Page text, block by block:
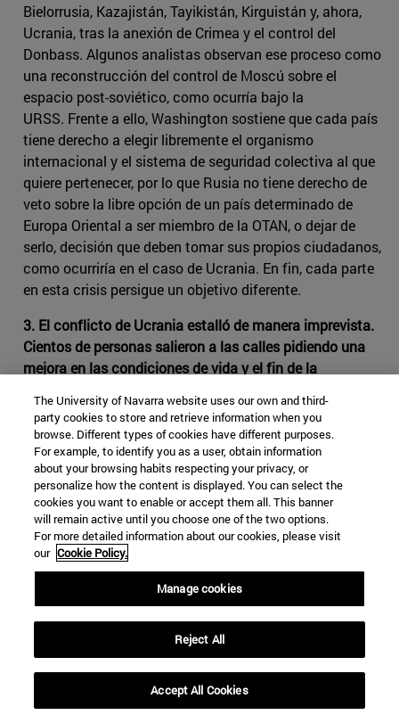
Bielorrusia, Kazajistán, Tayikistán, Kirguistán y, ahora,
Ucrania, tras la anexión de Crimea y el control del
Donbass. Algunos analistas observan ese proceso como
una reconstrucción del control de Moscú sobre el
espacio post-soviético, como ocurría bajo la
URSS. Frente a ello, Washington sostiene que cada país
tiene derecho a elegir libremente el organismo
internacional y el sistema de seguridad colectiva al que
quiere pertenecer, por lo que Rusia no tiene derecho de
veto sobre la libre opción de un país determinado de
Europa Oriental a ser miembro de la OTAN, o dejar de
serlo, decisión que deben tomar sus propios ciudadanos,
como ocurriría en el caso de Ucrania. En fin, cada parte
en esta crisis persigue un objetivo diferente.
3. El conflicto de Ucrania estalló de manera imprevista.
Cientos de personas salieron a las calles pidiendo una
mejora en las condiciones de vida y el fin de la
conflicto surgiese tan repentinamente?
En realidad, no se trata de un conflicto aislado, ni surgió
por sorpresa, sino que desde la disolución de la URSS,
las cancillerías y embajadas occidentales ya recibieron
hasta ocho avisos de lo que iba a ocurrir y no supieron
interpretar esas advertencias.
El primer aviso se dio en diciembre de 1986, en
Kazajistán, con una serie de revueltas populares que ya
indicaban lo que iba a ocurrir. Allí tuvieron lugar unos
gravísimos disturbios, cuando el presidente de la
República Socialista Soviética de Kazajistán, el
presidente Kunáyev, dimitió y fue sustituido por un ruso,
Gennady Kolbin. En ese momento, jóvenes kazajos
The University of Navarra website uses our own and third-
party cookies to store and retrieve information when you
browse. Different types of cookies have different purposes.
For example, to identify you as a user, obtain information
about your browsing habits respecting your privacy, or
personalize how the content is displayed. You can select the
cookies you want to enable or accept them all. This banner
will remain active until you choose one of the two options.
For more detailed information about our cookies, please visit
our Cookie Policy.
Manage cookies
Reject All
Accept All Cookies